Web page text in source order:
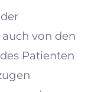
von den
Patienten